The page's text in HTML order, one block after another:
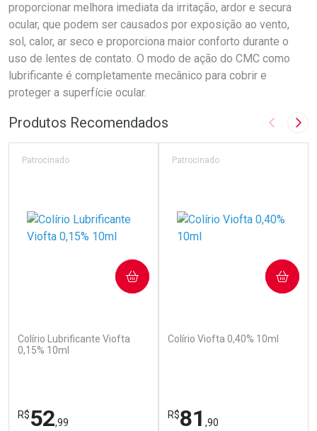
proporcionar melhora imediata da irritação, ardor e secura
ocular, que podem ser causados por exposição ao vento,
sol, calor, ar seco e proporciona maior conforto durante o
uso de lentes de contato. O modo de ação do CMC como
lubrificante é completamente mecânico para cobrir e
proteger a superfície ocular.
Produtos Recomendados Imagem
Colírio Lubrificante Viofta
0,15% 10ml
Patrocinado
R$52,99
COMPRAR
Colírio Viofta 0,40% 10ml
Patrocinado
R$81 ,90
COMPRAR